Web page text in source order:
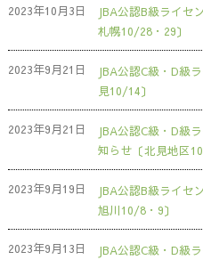
2023年10月3日
JBA公認B級ライセ
札幌10/28・29〕
2023年9月21日
JBA公認C級・D級
見10/14〕
2023年9月21日
JBA公認C級・D級
知らせ〔北見地区
2023年9月19日
JBA公認B級ライセ
旭川10/8・9〕
2023年9月13日
JBA公認C級・D級